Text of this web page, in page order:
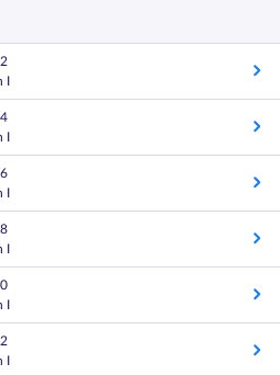
I
I
I
I
I
I